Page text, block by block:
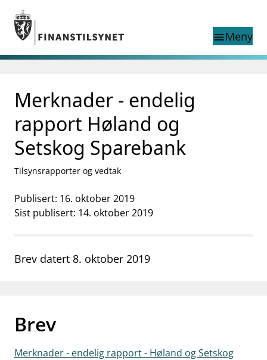
Gå til hovedinnhold
Gå til søkesiden
menuMeny
nettstedet
language
English
exist in English
English home page
Tilsyn
Aktuelt
Finanstilsynets registre
supervisor_account Forbrukerinformasjon
mail_outlineKontakt oss
notifications_none Abonner på nyhetsvarsel
Merknader - endelig
rapport Høland og
Setskog Sparebank
Tilsynsrapporter og vedtak
Publisert: 16. oktober 2019
Sist publisert: 14. oktober 2019
Brev datert 8. oktober 2019
Brev
Merknader - endelig rapport - Høland og Setskog